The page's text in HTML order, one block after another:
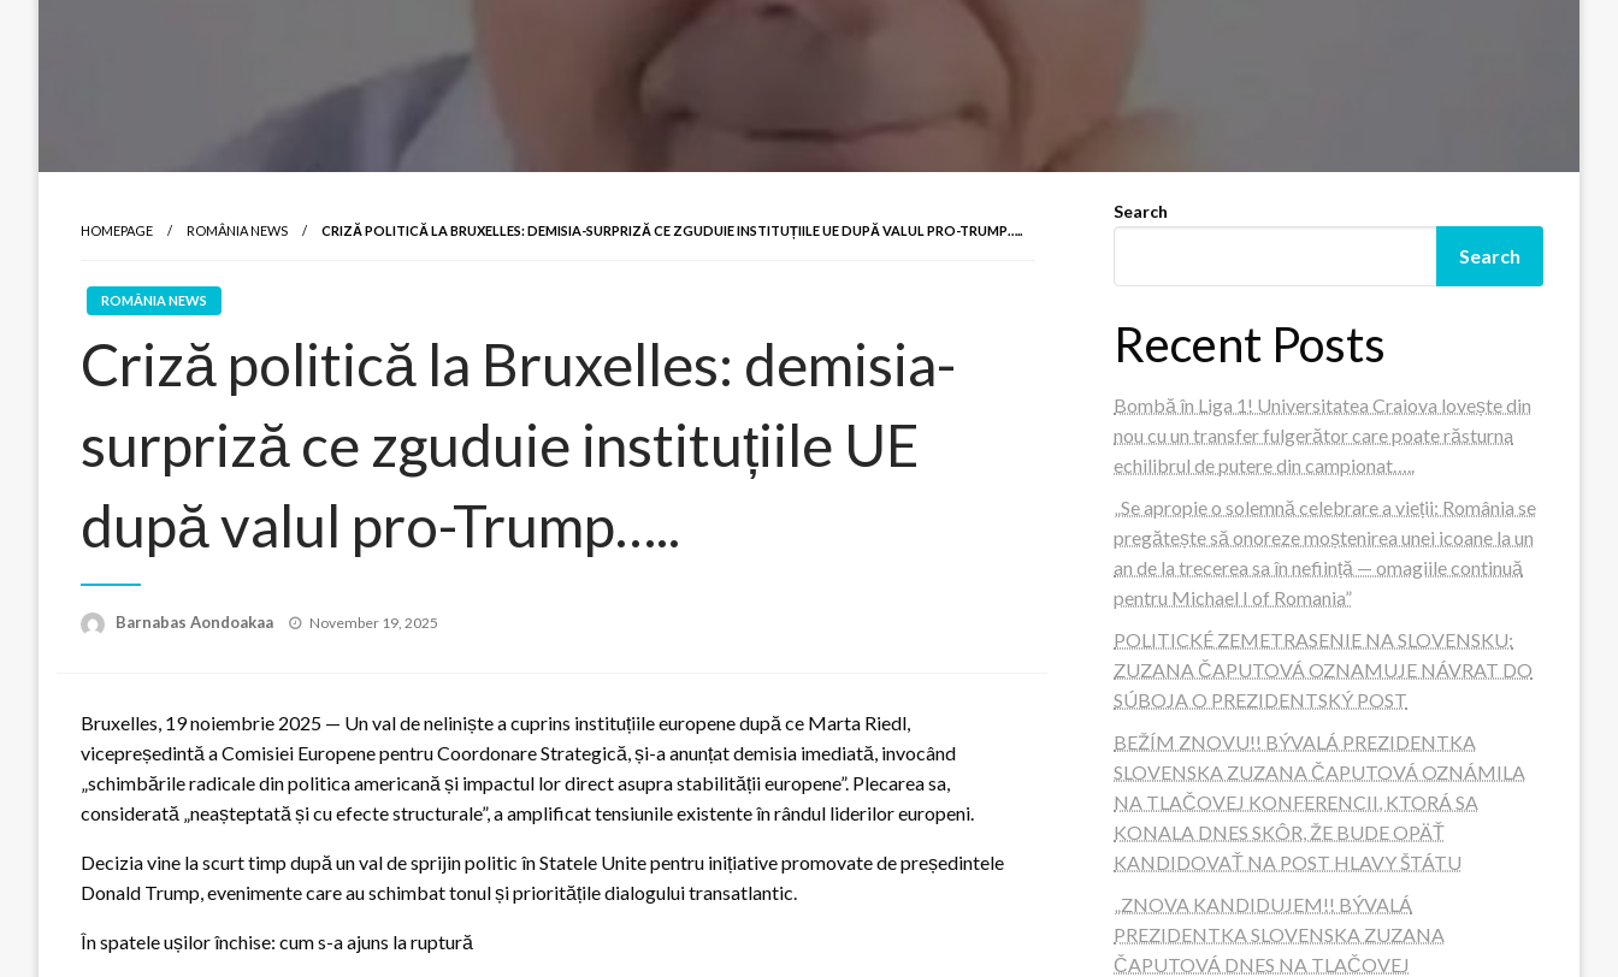
HOMEPAGE ROMÂNIA NEWS CRIZĂ POLITICĂ LA BRUXELLES: DEMISIA-SURPRIZĂ CE ZGUDUIE INSTITUȚIILE UE DUPĂ VALUL PRO-TRUMP…..
ROMÂNIA NEWS
Criză politică la Bruxelles: demisia-
surpriză ce zguduie instituțiile UE
după valul pro-Trump…..
Barnabas Aondoakaa
Posted
November 19, 2025
Bruxelles, 19 noiembrie 2025 — Un val de neliniște a cuprins instituțiile europene după ce Marta Riedl,
vicepreședintă a Comisiei Europene pentru Coordonare Strategică, și-a anunțat demisia imediată, invocând
„schimbările radicale din politica americană și impactul lor direct asupra stabilității europene”. Plecarea sa,
considerată „neașteptată și cu efecte structurale”, a amplificat tensiunile existente în rândul liderilor europeni.
Decizia vine la scurt timp după un val de sprijin politic în Statele Unite pentru inițiative promovate de președintele
Donald Trump, evenimente care au schimbat tonul și prioritățile dialogului transatlantic.
În spatele ușilor închise: cum s-a ajuns la ruptură
Search
Search
Recent Posts
Bombă în Liga 1! Universitatea Craiova lovește din
nou cu un transfer fulgerător care poate răsturna
echilibrul de putere din campionat…..
„Se apropie o solemnă celebrare a vieții: România se
pregătește să onoreze moștenirea unei icoane la un
an de la trecerea sa în neființă — omagiile continuă
pentru Michael I of Romania”
POLITICKÉ ZEMETRASENIE NA SLOVENSKU:
ZUZANA ČAPUTOVÁ OZNAMUJE NÁVRAT DO
SÚBOJA O PREZIDENTSKÝ POST
BEŽÍM ZNOVU!! BÝVALÁ PREZIDENTKA
SLOVENSKA ZUZANA ČAPUTOVÁ OZNÁMILA
NA TLAČOVEJ KONFERENCII, KTORÁ SA
KONALA DNES SKÔR, ŽE BUDE OPÄŤ
KANDIDOVAŤ NA POST HLAVY ŠTÁTU
„ZNOVA KANDIDUJEM!! BÝVALÁ
PREZIDENTKA SLOVENSKA ZUZANA
ČAPUTOVÁ DNES NA TLAČOVEJ